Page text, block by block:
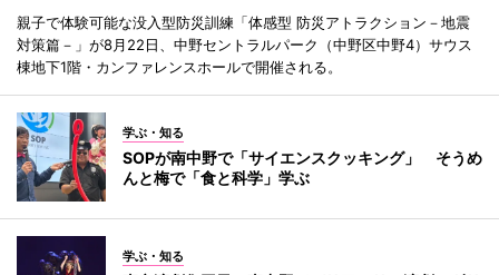
親子で体験可能な没入型防災訓練「体感型 防災アトラクション－地震
対策篇－」が8月22日、中野セントラルパーク（中野区中野4）サウス
棟地下1階・カンファレンスホールで開催される。
学ぶ・知る
SOPが南中野で「サイエンスクッキング」 そうめ
んと梅で「食と科学」学ぶ
学ぶ・知る